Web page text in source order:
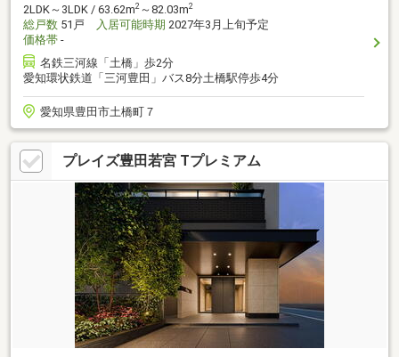
2LDK～3LDK / 63.62m2 ～82.03m2
総戸数 51戸 入居可能時期 2027年3月上旬予定
価格帯 -
名鉄三河線「土橋」歩2分
愛知環状鉄道「三河豊田」バス8分土橋駅停歩4分
愛知県豊田市土橋町７
プレイズ豊田若宮 Tプレミアム